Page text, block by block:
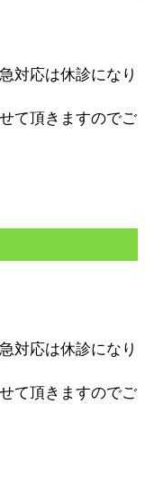
対応は休診になり
て頂きますのでご
対応は休診になり
て頂きますのでご